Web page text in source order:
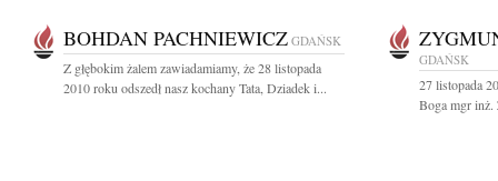
BOHDAN PACHNIEWICZ GDAŃSK
Z głębokim żalem zawiadamiamy, że 28 listopada
2010 roku odszedł nasz kochany Tata, Dziadek i...
GDAŃSK
27 listopada
Boga mgr inż.